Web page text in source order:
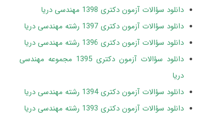
دانلود سؤالات آزمون دکتری 1398 مهندسی دریا
دانلود سؤالات آزمون دکتری 1397 رشته مهندسی دریا
دانلود سؤالات آزمون دکتری 1396 رشته مهندسی دریا
دانلود سؤالات آزمون دکتری 1395 مجموعه مهندسی
دریا
دانلود سؤالات آزمون دکتری 1394 رشته مهندسی دریا
دانلود سؤالات آزمون دکتری 1393 رشته مهندسی دریا